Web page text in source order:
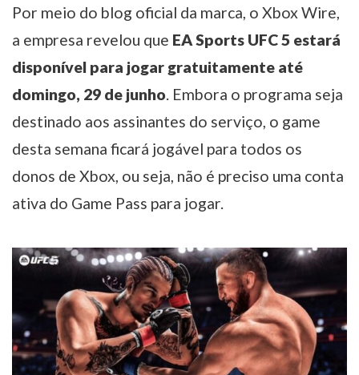
Por meio do blog oficial da marca, o Xbox Wire,
a empresa revelou que EA Sports UFC 5 estará
disponível para jogar gratuitamente até
domingo, 29 de junho. Embora o programa seja
destinado aos assinantes do serviço, o game
desta semana ficará jogável para todos os
donos de Xbox, ou seja, não é preciso uma conta
ativa do Game Pass para jogar.